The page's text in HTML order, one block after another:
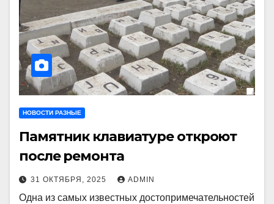
НОВОСТИ РАЗНЫЕ
Памятник клавиатуре откроют
после ремонта
31 ОКТЯБРЯ, 2025 ADMIN
Одна из самых известных достопримечательностей